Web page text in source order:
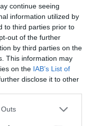
continue seeing
information utilized by
to third parties prior to
out of the further
by third parties on the
This information may
on the IAB’s List of
disclose it to other
one or more Google